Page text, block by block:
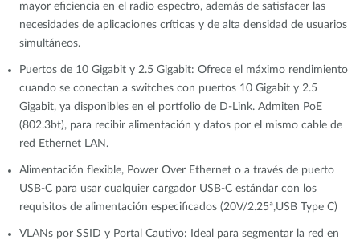
mayor eficiencia en el radio espectro, además de satisfacer las
necesidades de aplicaciones críticas y de alta densidad de usuarios
simultáneos.
Puertos de 10 Gigabit y 2.5 Gigabit: Ofrece el máximo rendimiento
cuando se conectan a switches con puertos 10 Gigabit y 2.5
Gigabit, ya disponibles en el portfolio de D-Link. Admiten PoE
(802.3bt), para recibir alimentación y datos por el mismo cable de
red Ethernet LAN.
Alimentación flexible, Power Over Ethernet o a través de puerto
USB-C para usar cualquier cargador USB-C estándar con los
requisitos de alimentación especificados (20V/2.25ª,USB Type C)
VLANs por SSID y Portal Cautivo: Ideal para segmentar la red en